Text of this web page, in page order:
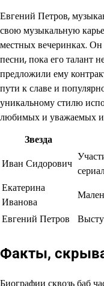
Евгений Петров,
свою музыкальную
местных вечеринках.
песни, пока его талант
предложили ему
пути к славе и
уникальному стилю
любимых и уважаемых
Звезда
Иван Сидорович
Екатерина
Иванова
Евгений Петров
Факты,